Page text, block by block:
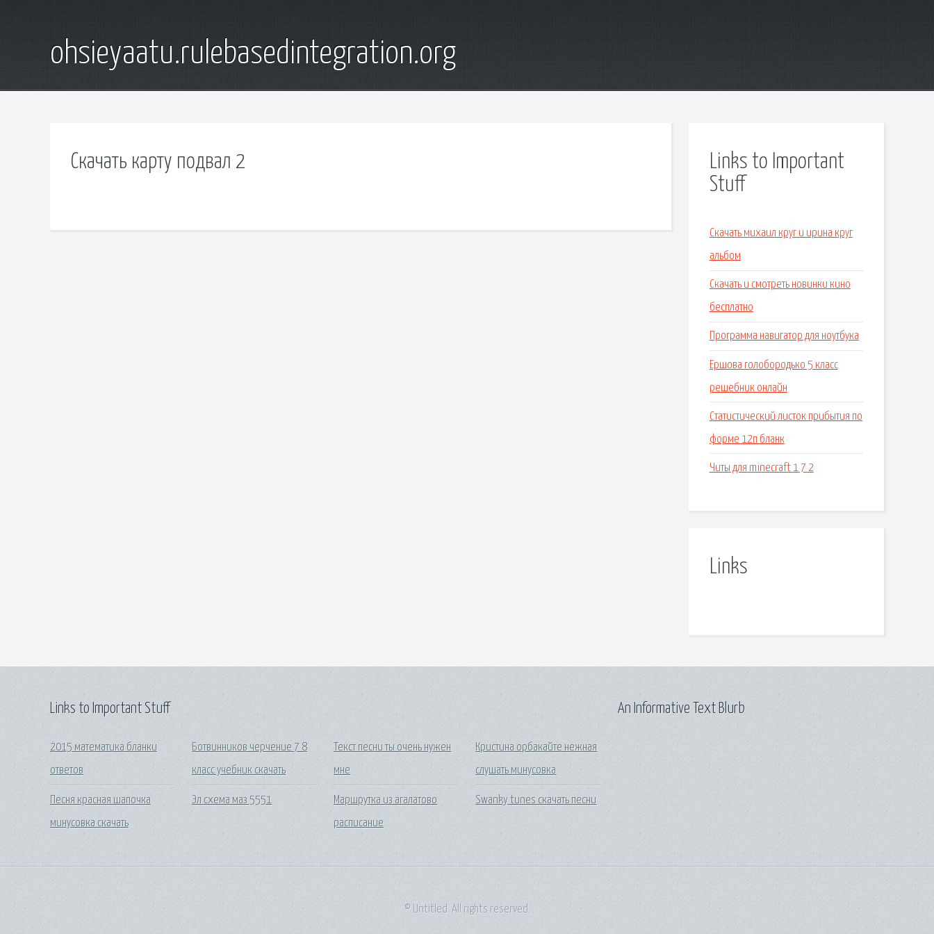
ohsieyaatu.rulebasedintegration.org
Скачать карту подвал 2
Links to Important
Stuff
Скачать михаил круг и ирина круг
альбом
Скачать и смотреть новинки кино
бесплатно
Программа навигатор для ноутбука
Ершова голобородько 5 класс
решебник онлайн
Статистический листок прибытия по
форме 12п бланк
Читы для minecraft 1 7 2
Links
Links to Important Stuff
2015 математика бланки
ответов
Песня красная шапочка
минусовка скачать
Ботвинников черчение 7 8
класс учебник скачать
Эл схема маз 5551
Текст песни ты очень нужен
мне
Маршрутка из агалатово
расписание
Кристина орбакайте нежная
слушать минусовка
Swanky tunes скачать песни
An Informative Text Blurb
© Untitled. All rights reserved.